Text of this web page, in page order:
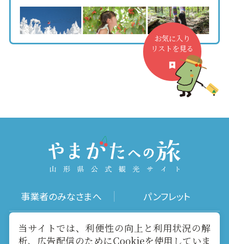
お気に入り
リストを見る
事業者のみなさまへ パンフレット
写真ダウンロード 動画ギャラリー
当サイトでは、利便性の向上と利用状況の解
析、広告配信のためにCookieを使用していま